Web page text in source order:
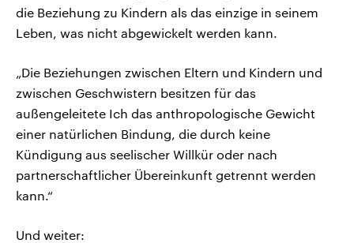
die Beziehung zu Kindern als das einzige in seinem
Leben, was nicht abgewickelt werden kann.
„Die Beziehungen zwischen Eltern und Kindern und
zwischen Geschwistern besitzen für das
außengeleitete Ich das anthropologische Gewicht
einer natürlichen Bindung, die durch keine
Kündigung aus seelischer Willkür oder nach
partnerschaftlicher Übereinkunft getrennt werden
kann.“
Und weiter: